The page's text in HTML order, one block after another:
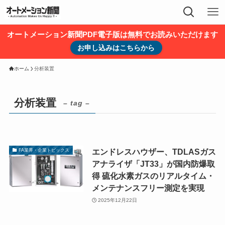
オートメーション新聞PDF電子版は無料でお読みいただけます
お申し込みはこちらから
ホーム 分析装置
分析装置 – tag –
FA業界・企業トピックス
エンドレスハウザー、TDLASガス
アナライザ「JT33」が国内防爆取
得 硫化水素ガスのリアルタイム・
メンテナンスフリー測定を実現
2025年12月22日